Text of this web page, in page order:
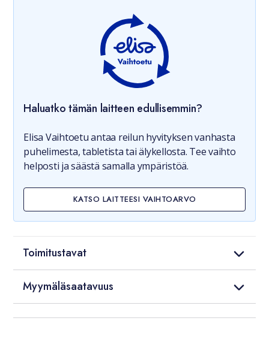
Haluatko tämän laitteen edullisemmin?
Elisa Vaihtoetu antaa reilun hyvityksen vanhasta
puhelimesta, tabletista tai älykellosta. Tee vaihto
helposti ja säästä samalla ympäristöä.
KATSO LAITTEESI VAIHTOARVO
Toimitustavat
Myymäläsaatavuus